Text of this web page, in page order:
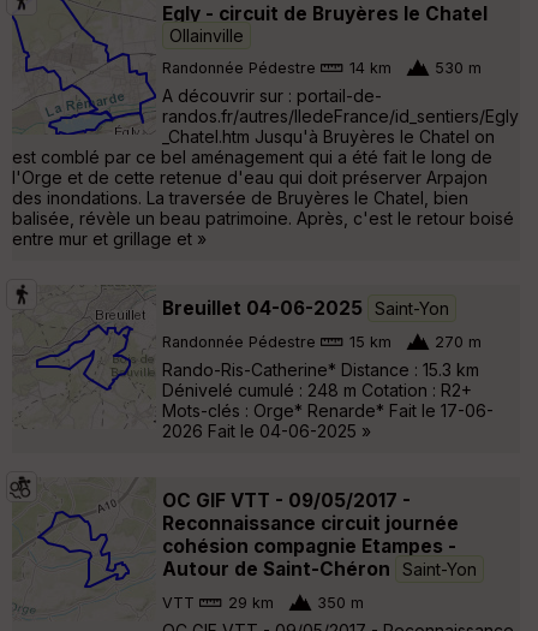
Egly - circuit de Bruyères le Chatel
Ollainville
Randonnée Pédestre 14 km 530 m
A découvrir sur : portail-de-
randos.fr/autres/IledeFrance/id_sentiers/Egly
_Chatel.htm Jusqu'à Bruyères le Chatel on
est comblé par ce bel aménagement qui a été fait le long de
l'Orge et de cette retenue d'eau qui doit préserver Arpajon
des inondations. La traversée de Bruyères le Chatel, bien
balisée, révèle un beau patrimoine. Après, c'est le retour boisé
entre mur et grillage et »
Breuillet 04-06-2025 Saint-Yon
Randonnée Pédestre 15 km 270 m
Rando-Ris-Catherine* Distance : 15.3 km
Dénivelé cumulé : 248 m Cotation : R2+
Mots-clés : Orge* Renarde* Fait le 17-06-
2026 Fait le 04-06-2025 »
OC GIF VTT - 09/05/2017 -
Reconnaissance circuit journée
cohésion compagnie Etampes -
Autour de Saint-Chéron
Saint-Yon
VTT 29 km 350 m